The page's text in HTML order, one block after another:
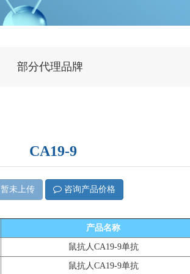
部分代理品牌
CA19-9
暂未上传 咨询产品价格
产品名称
鼠抗人CA19-9单抗
鼠抗人CA19-9单抗